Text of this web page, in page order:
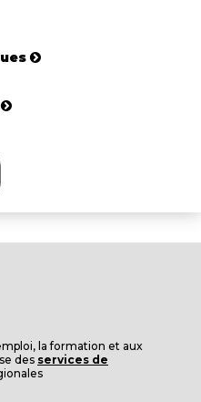
la formation et aux
des services de